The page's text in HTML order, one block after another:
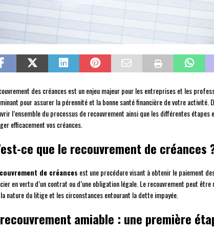
des créances est un enjeu majeur pour les entreprises et les
pour assurer la pérennité et la bonne santé financière de votre activité.
l’ensemble du processus de recouvrement ainsi que les différentes
efficacement vos créances.
ce que le recouvrement de créances
de créances est une procédure visant à obtenir le paiement
en vertu d’un contrat ou d’une obligation légale. Le recouvrement peut être
nature du litige et les circonstances entourant la dette impayée.
amiable : une première